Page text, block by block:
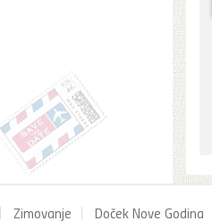
Zimovanje Doček Nove Godina